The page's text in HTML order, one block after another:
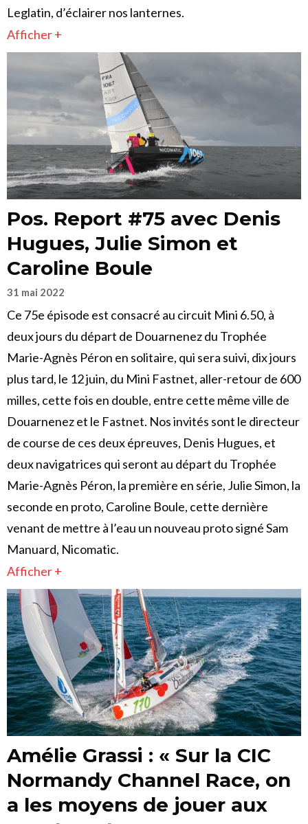
Leglatin, d’éclairer nos lanternes.
Afficher +
Pos. Report #75 avec Denis
Hugues, Julie Simon et
Caroline Boule
31 mai 2022
Ce 75e épisode est consacré au circuit Mini 6.50, à
deux jours du départ de Douarnenez du Trophée
Marie-Agnès Péron en solitaire, qui sera suivi, dix jours
plus tard, le 12 juin, du Mini Fastnet, aller-retour de 600
milles, cette fois en double, entre cette même ville de
Douarnenez et le Fastnet. Nos invités sont le directeur
de course de ces deux épreuves, Denis Hugues, et
deux navigatrices qui seront au départ du Trophée
Marie-Agnès Péron, la première en série, Julie Simon, la
seconde en proto, Caroline Boule, cette dernière
venant de mettre à l’eau un nouveau proto signé Sam
Manuard, Nicomatic.
Afficher +
Amélie Grassi : « Sur la CIC
Normandy Channel Race, on
a les moyens de jouer aux